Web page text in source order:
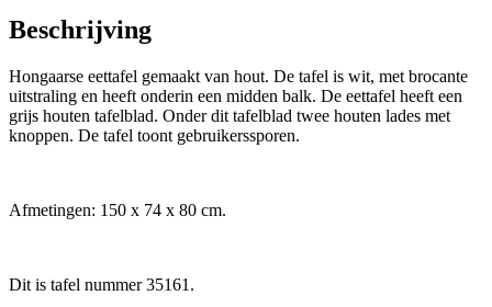
Beschrijving
Hongaarse eettafel gemaakt van hout. De tafel is wit, met brocante
uitstraling en heeft onderin een midden balk. De eettafel heeft een
grijs houten tafelblad. Onder dit tafelblad twee houten lades met
knoppen. De tafel toont gebruikerssporen.
Afmetingen: 150 x 74 x 80 cm.
Dit is tafel nummer 35161.